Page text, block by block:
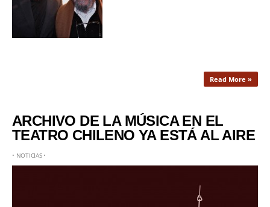
Read More »
ARCHIVO DE LA MÚSICA EN EL
TEATRO CHILENO YA ESTÁ AL AIRE
• NOTICIAS•